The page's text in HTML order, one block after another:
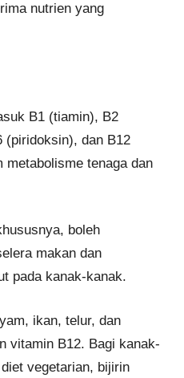
nutrien yang
B1 (tiamin), B2
(piridoksin), dan B12
metabolisme tenaga dan
boleh
makan dan
pada kanak-kanak.
ikan, telur, dan
vitamin B12. Bagi kanak-
vegetarian, bijirin